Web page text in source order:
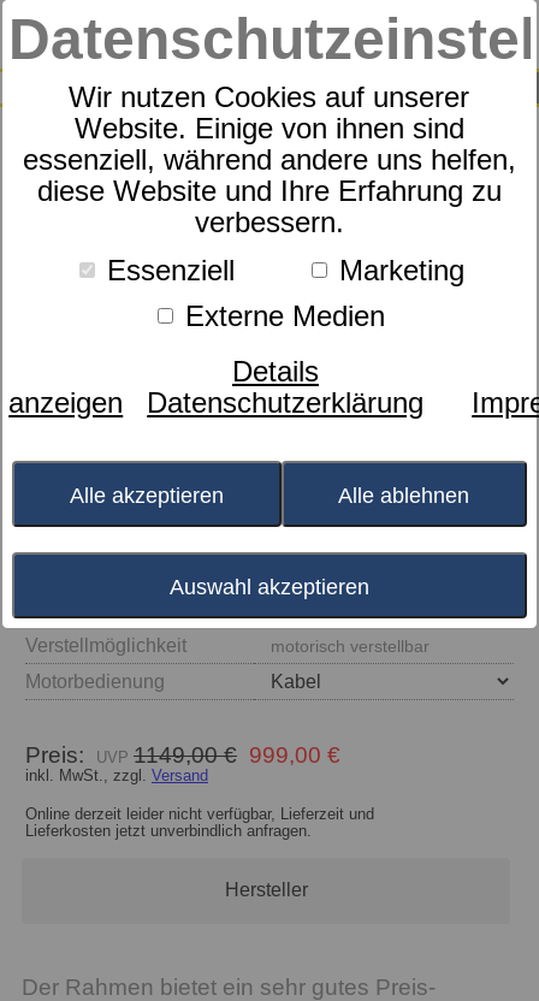
Wir nutzen Cookies auf unserer
Website. Einige von ihnen sind
essenziell, während andere uns helfen,
diese Website und Ihre Erfahrung zu
verbessern.
Essenziell
Marketing
Externe Medien
Details
anzeigen
Datenschutzerklärung
Alle akzeptieren Alle ablehnen
Auswahl akzeptieren
SUCHE
0
Motorrahmen Sympathica
Verstellmöglichkeit
motorisch verstellbar
Motorbedienung
Preis: 1149,00 € 999,00 €
inkl. MwSt., zzgl. Versand
Online derzeit leider nicht verfügbar, Lieferzeit und
Lieferkosten jetzt unverbindlich anfragen.
Hersteller
Der Rahmen bietet ein sehr gutes Preis-